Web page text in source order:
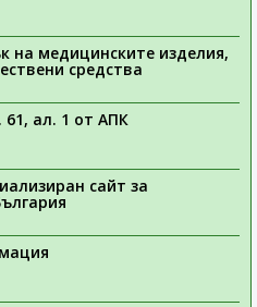
на медицинските изделия,
средства
ал. 1 от АПК
сайт за